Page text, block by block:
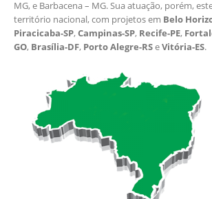
MG, e Barbacena – MG. Sua atuação, porém,
território nacional, com projetos em Belo
Piracicaba-SP,Campinas-SP, Recife-PE,
GO, Brasília-DF, Porto Alegre-RSeVitória-ES.